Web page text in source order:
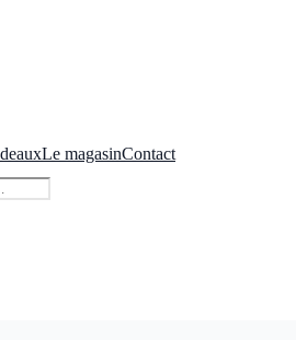
Le magasinContact